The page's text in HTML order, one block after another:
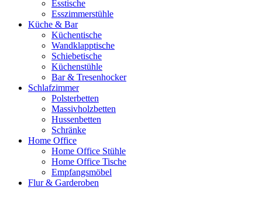
Esstische
Esszimmerstühle
Küche & Bar
Küchentische
Wandklapptische
Schiebetische
Küchenstühle
Bar & Tresenhocker
Schlafzimmer
Polsterbetten
Massivholzbetten
Hussenbetten
Schränke
Home Office
Home Office Stühle
Home Office Tische
Empfangsmöbel
Flur & Garderoben